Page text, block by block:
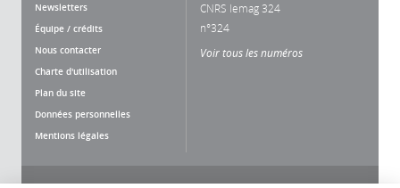
Newsletters
Équipe / crédits
Nous contacter
Charte d'utilisation
Plan du site
Données personnelles
Mentions légales
CNRS lemag 324
n°324
Voir tous les numéros